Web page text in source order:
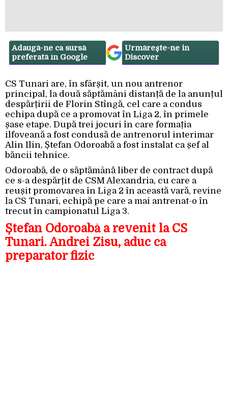
Adaugă-ne ca sursă
preferată în Google
Urmărește-ne in
Discover
CS Tunari are, în sfârșit, un nou antrenor
principal, la două săptămâni distanță de la anunțul
despărțirii de Florin Stîngă, cel care a condus
echipa după ce a promovat în Liga 2, în primele
șase etape. După trei jocuri în care formația
ilfoveană a fost condusă de antrenorul interimar
Alin Ilin, Ștefan Odoroabă a fost instalat ca șef al
băncii tehnice.
Odoroabă, de o săptămână liber de contract după
ce s-a despărțit de CSM Alexandria, cu care a
reușit promovarea în Liga 2 în această vară, revine
la CS Tunari, echipă pe care a mai antrenat-o în
trecut în campionatul Liga 3.
Ștefan Odoroabă a revenit la CS
Tunari. Andrei Zisu, aduc ca
preparator fizic